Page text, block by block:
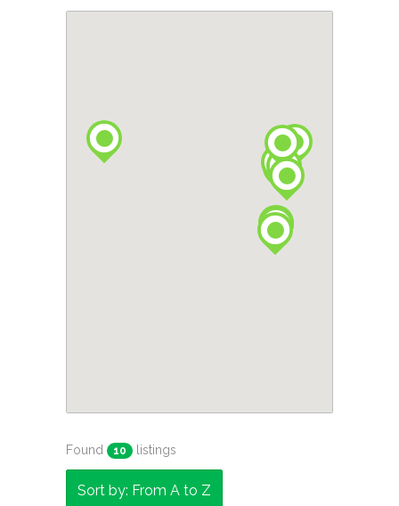
Found 10 listings
Sort by: From A to Z